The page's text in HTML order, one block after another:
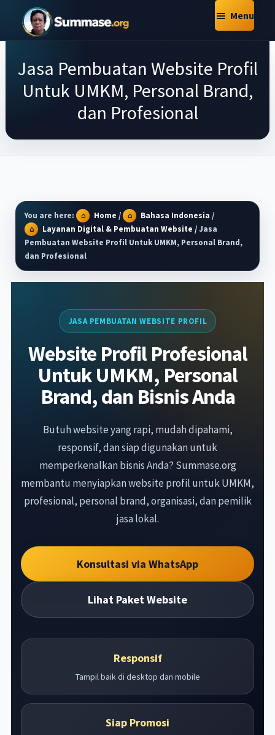
main
content
primary
sidebar
footerSummase.Org
Daily
Inspiration
–
Menu
Jasa Pembuatan Website Profil
Untuk UMKM, Personal Brand,
dan Profesional
You are here: Home / Bahasa Indonesia /
Layanan Digital & Pembuatan Website /Jasa
Pembuatan Website Profil Untuk UMKM, Personal Brand,
dan Profesional
JASA PEMBUATAN WEBSITE PROFIL
Website Profil Profesional
Untuk UMKM, Personal
Brand, dan Bisnis Anda
Butuh website yang rapi, mudah dipahami,
responsif, dan siap digunakan untuk
memperkenalkan bisnis Anda? Summase.org
membantu menyiapkan website profil untuk UMKM,
profesional, personal brand, organisasi, dan pemilik
jasa lokal.
Konsultasi via WhatsApp
Lihat Paket Website
Responsif
Tampil baik di desktop dan mobile
Siap Promosi